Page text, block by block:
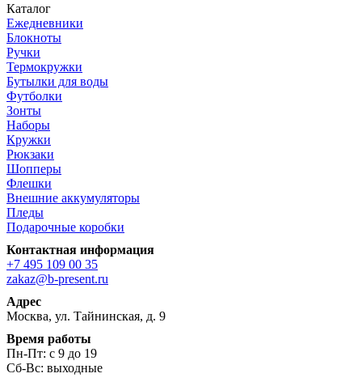
Каталог
Ежедневники
Блокноты
Ручки
Термокружки
Бутылки для воды
Футболки
Зонты
Наборы
Кружки
Рюкзаки
Шопперы
Флешки
Внешние аккумуляторы
Пледы
Подарочные коробки
Контактная информация
+7 495 109 00 35
zakaz@b-present.ru
Адрес
Москва, ул. Тайнинская, д. 9
Время работы
Пн-Пт: с 9 до 19
Сб-Вс: выходные